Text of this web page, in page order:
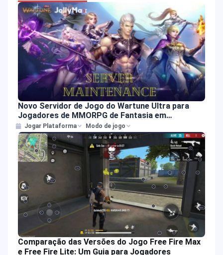
Novo Servidor de Jogo do Wartune Ultra para
Jogadores de MMORPG de Fantasia em
Setembro de 2025
Jogar Plataforma Modo de jogo
Comparação das Versões do Jogo Free Fire Max
e Free Fire Lite: Um Guia para Jogadores